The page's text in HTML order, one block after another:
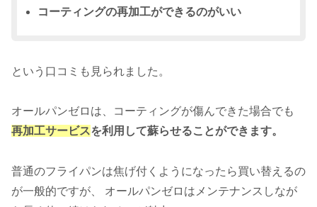
コーティングの再加工ができるのがいい
という口コミも見られました。
オールパンゼロは、コーティングが傷んできた場合でも
再加工サービスを利用して蘇らせることができます。
普通のフライパンは焦げ付くようになったら買い替えるの
が一般的ですが、 オールパンゼロはメンテナンスしなが